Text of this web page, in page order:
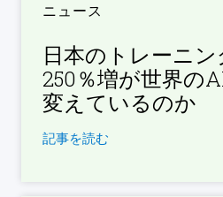
ニュース
日本のトレーニ
250％増が世界の
変えているのか
記事を読む